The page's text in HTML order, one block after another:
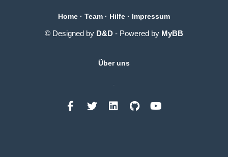
Home · Team · Hilfe · Impressum
© Designed by D&D - Powered by MyBB
Über uns
.